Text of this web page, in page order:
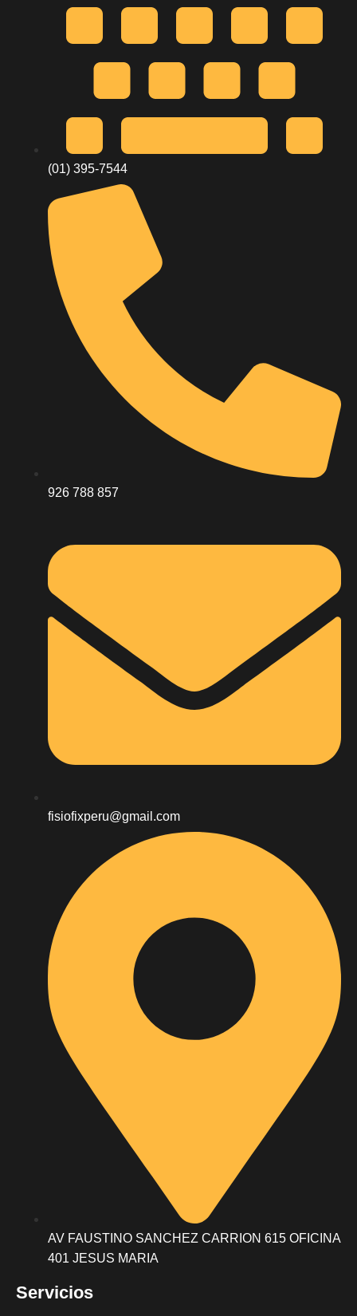
(01) 395-7544
926 788 857
fisiofixperu@gmail.com
AV FAUSTINO SANCHEZ CARRION 615 OFICINA
401 JESUS MARIA
Servicios